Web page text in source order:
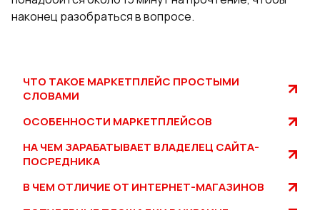
наконец разобраться в вопросе.
ЧТО ТАКОЕ МАРКЕТПЛЕЙС ПРОСТЫМИ
СЛОВАМИ
ОСОБЕННОСТИ МАРКЕТПЛЕЙСОВ
НА ЧЕМ ЗАРАБАТЫВАЕТ ВЛАДЕЛЕЦ САЙТА-
ПОСРЕДНИКА
В ЧЕМ ОТЛИЧИЕ ОТ ИНТЕРНЕТ-МАГАЗИНОВ